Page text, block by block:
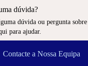
dúvida?
dúvida ou pergunta sobre
para ajudar.
Contacte a Nossa Equipa